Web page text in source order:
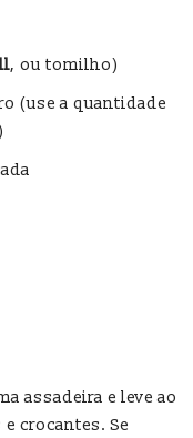
, ou tomilho)
(use a quantidade
assadeira e leve ao
crocantes. Se